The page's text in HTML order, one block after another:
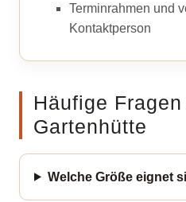
Terminrahmen und
Kontaktperson
Häufige
Gartenhütte
Welche Größe eignet